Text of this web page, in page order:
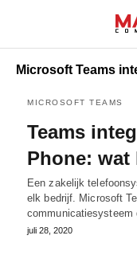
Microsoft Teams
MICROSOFT TEAMS
Teams
Phone: wat
Een zakelijk
elk bedrijf. Microsoft
juli 28, 2020